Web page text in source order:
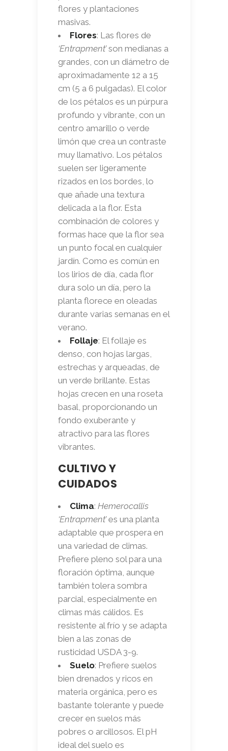
flores y plantaciones
masivas.
Flores: Las flores de
‘Entrapment’son medianas a
grandes, con un diámetro de
aproximadamente 12 a 15
cm (5 a 6 pulgadas). El color
de los pétalos es un púrpura
profundo y vibrante, con un
centro amarillo o verde
limón que crea un contraste
muy llamativo. Los pétalos
suelen ser ligeramente
rizados en los bordes, lo
que añade una textura
delicada a la flor. Esta
combinación de colores y
formas hace que la flor sea
un punto focal en cualquier
jardín. Como es común en
los lirios de día, cada flor
dura solo un día, pero la
planta florece en oleadas
durante varias semanas en el
verano.
Follaje: El follaje es
denso, con hojas largas,
estrechas y arqueadas, de
un verde brillante. Estas
hojas crecen en una roseta
basal, proporcionando un
fondo exuberante y
atractivo para las flores
vibrantes.
CULTIVO Y
CUIDADOS
Clima: Hemerocallis
‘Entrapment’es una planta
adaptable que prospera en
una variedad de climas.
Prefiere pleno sol para una
floración óptima, aunque
también tolera sombra
parcial, especialmente en
climas más cálidos. Es
resistente al frío y se adapta
bien a las zonas de
rusticidad USDA 3-9.
Suelo: Prefiere suelos
bien drenados y ricos en
materia orgánica, pero es
bastante tolerante y puede
crecer en suelos más
pobres o arcillosos. El pH
ideal del suelo es